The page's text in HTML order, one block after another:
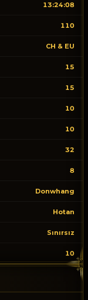
13:24:08
110
CH & EU
15
15
10
10
32
8
Donwhang
Hotan
Sınırsız
10